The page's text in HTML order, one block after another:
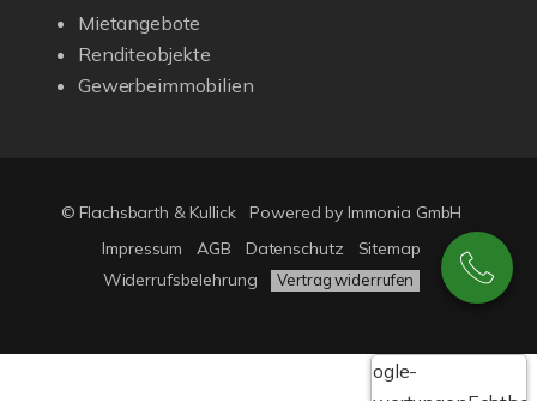
Mietangebote
Renditeobjekte
Gewerbeimmobilien
© Flachsbarth & Kullick Powered by Immonia GmbH
Impressum
AGB Datenschutz
Sitemap
Widerrufsbelehrung
Vertrag widerrufen
Google-
Bewertungen